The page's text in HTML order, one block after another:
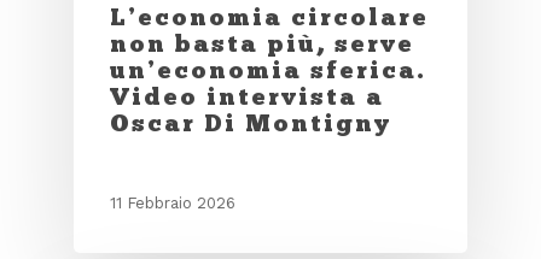
L’economia circolare
non basta più, serve
un’economia sferica.
Video intervista a
Oscar Di Montigny
11 Febbraio 2026